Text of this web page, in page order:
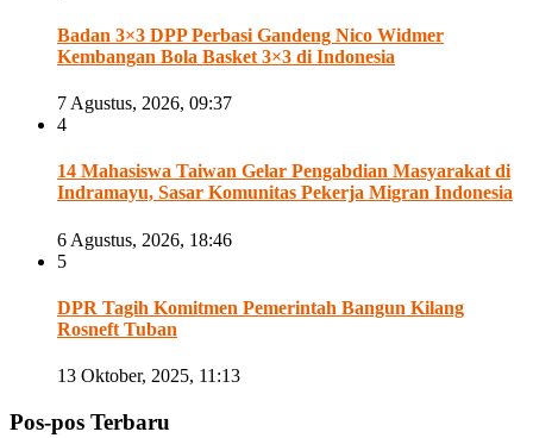
Badan 3×3 DPP Perbasi Gandeng Nico Widmer
Kembangan Bola Basket 3×3 di Indonesia
7 Agustus, 2026, 09:37
4
14 Mahasiswa Taiwan Gelar Pengabdian Masyarakat di
Indramayu, Sasar Komunitas Pekerja Migran Indonesia
6 Agustus, 2026, 18:46
5
DPR Tagih Komitmen Pemerintah Bangun Kilang
Rosneft Tuban
13 Oktober, 2025, 11:13
Pos-pos Terbaru